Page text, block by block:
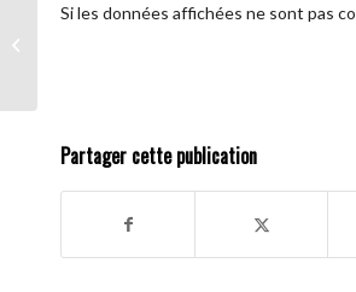
Si les données affichées ne sont pas
Partager cette publication